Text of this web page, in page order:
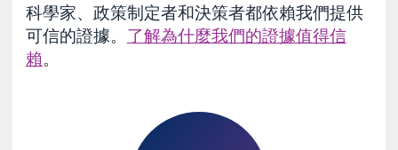
科學家、政策制定者和決策者都依賴我們提供
可信的證據。 了解為什麼我們的證據值得信
賴。